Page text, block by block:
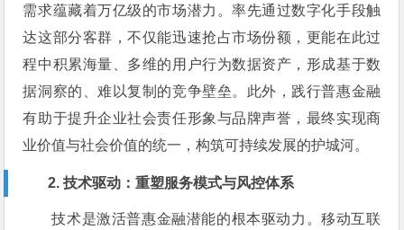
需求蕴藏着万亿级的市场潜力。率先通过数字化手段触
达这部分客群，不仅能迅速抢占市场份额，更能在此过
程中积累海量、多维的用户行为数据资产，形成基于数
据洞察的、难以复制的竞争壁垒。此外，践行普惠金融
有助于提升企业社会责任形象与品牌声誉，最终实现商
业价值与社会价值的统一，构筑可持续发展的护城河。
2. 技术驱动：重塑服务模式与风控体系
技术是激活普惠金融潜能的根本驱动力。移动互联